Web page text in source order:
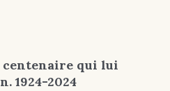
centenaire qui lui
1924-2024